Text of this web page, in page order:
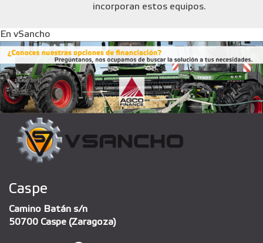
incorporan estos equipos.
En vSancho
Caspe
Camino Batán s/n
50700 Caspe (Zaragoza)